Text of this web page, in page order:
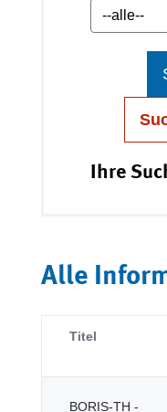
Ihre
Alle
Titel
BORIS-TH -